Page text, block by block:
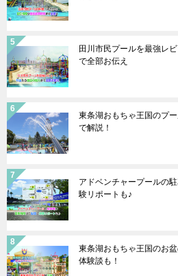
田川市民プールを最強レ
で全部お伝え
東条湖おもちゃ王国のプ
で解説！
アドベンチャープールの
験リポートも♪
東条湖おもちゃ王国のお
体験談も！